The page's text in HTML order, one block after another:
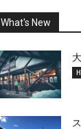
What's New